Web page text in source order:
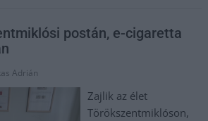
postán, e-cigaretta
Adrián
Zajlik az élet
Törökszentmiklóson,